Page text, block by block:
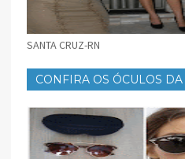
SANTA CRUZ-RN
CONFIRA OS ÓCULOS